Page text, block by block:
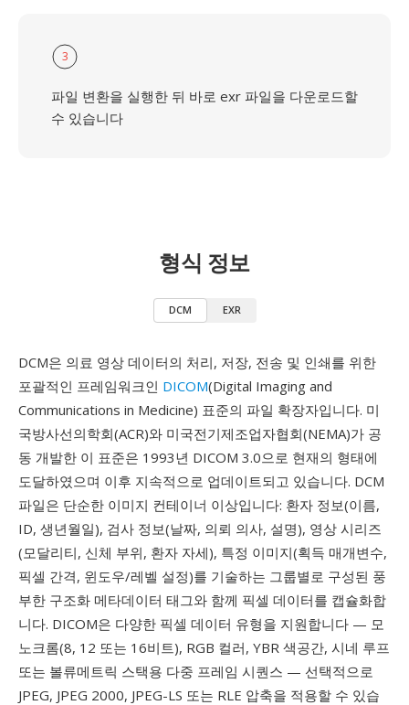
3
파일 변환을 실행한 뒤 바로 exr 파일을 다운로드할
수 있습니다
형식 정보
DCM EXR
DCM은 의료 영상 데이터의 처리, 저장, 전송 및 인쇄를 위한
포괄적인 프레임워크인 DICOM(Digital Imaging and
Communications in Medicine) 표준의 파일 확장자입니다. 미
국방사선의학회(ACR)와 미국전기제조업자협회(NEMA)가 공
동 개발한 이 표준은 1993년 DICOM 3.0으로 현재의 형태에
도달하였으며 이후 지속적으로 업데이트되고 있습니다. DCM
파일은 단순한 이미지 컨테이너 이상입니다: 환자 정보(이름,
ID, 생년월일), 검사 정보(날짜, 의뢰 의사, 설명), 영상 시리즈
(모달리티, 신체 부위, 환자 자세), 특정 이미지(획득 매개변수,
픽셀 간격, 윈도우/레벨 설정)를 기술하는 그룹별로 구성된 풍
부한 구조화 메타데이터 태그와 함께 픽셀 데이터를 캡슐화합
니다. DICOM은 다양한 픽셀 데이터 유형을 지원합니다 — 모
노크롬(8, 12 또는 16비트), RGB 컬러, YBR 색공간, 시네 루프
또는 볼류메트릭 스택용 다중 프레임 시퀀스 — 선택적으로
JPEG, JPEG 2000, JPEG-LS 또는 RLE 압축을 적용할 수 있습